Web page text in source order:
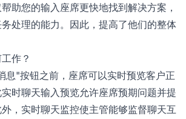
助您的输入座席更快地找到解决方案，
处理的能力。因此，提高了他们的整体
作？
息"按钮之前，座席可以实时预览客户正
时聊天输入预览允许座席预期问题并提
，实时聊天监控使主管能够监督聊天互